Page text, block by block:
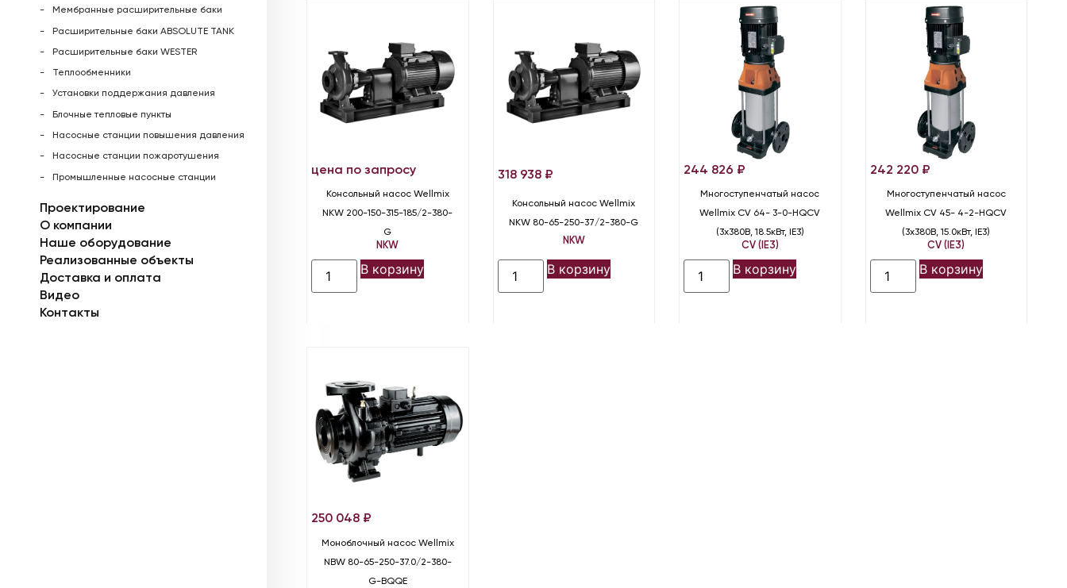
Мембранные расширительные баки
Расширительные баки ABSOLUTE TANK
Расширительные баки WESTER
Теплообменники
Установки поддержания давления
Блочные тепловые пункты
Насосные станции повышения давления
Насосные станции пожаротушения
Промышленные насосные станции
Проектирование
О компании
Наше оборудование
Реализованные объекты
Доставка и оплата
Видео
Контакты
цена по запросу
Консольный насос Wellmix
NKW 200-150-315-185/2-380-
G
NKW
В корзину
318 938 ₽
Консольный насос Wellmix
NKW 80-65-250-37/2-380-G
NKW
В корзину
244 826 ₽
Многоступенчатый насос
Wellmix CV 64- 3-0-HQCV
(3х380В, 18.5кВт, IE3)
CV (IE3)
В корзину
242 220 ₽
Многоступенчатый насос
Wellmix CV 45- 4-2-HQCV
(3х380В, 15.0кВт, IE3)
CV (IE3)
В корзину
250 048 ₽
Моноблочный насос Wellmix
NBW 80-65-250-37.0/2-380-
G-BQQE